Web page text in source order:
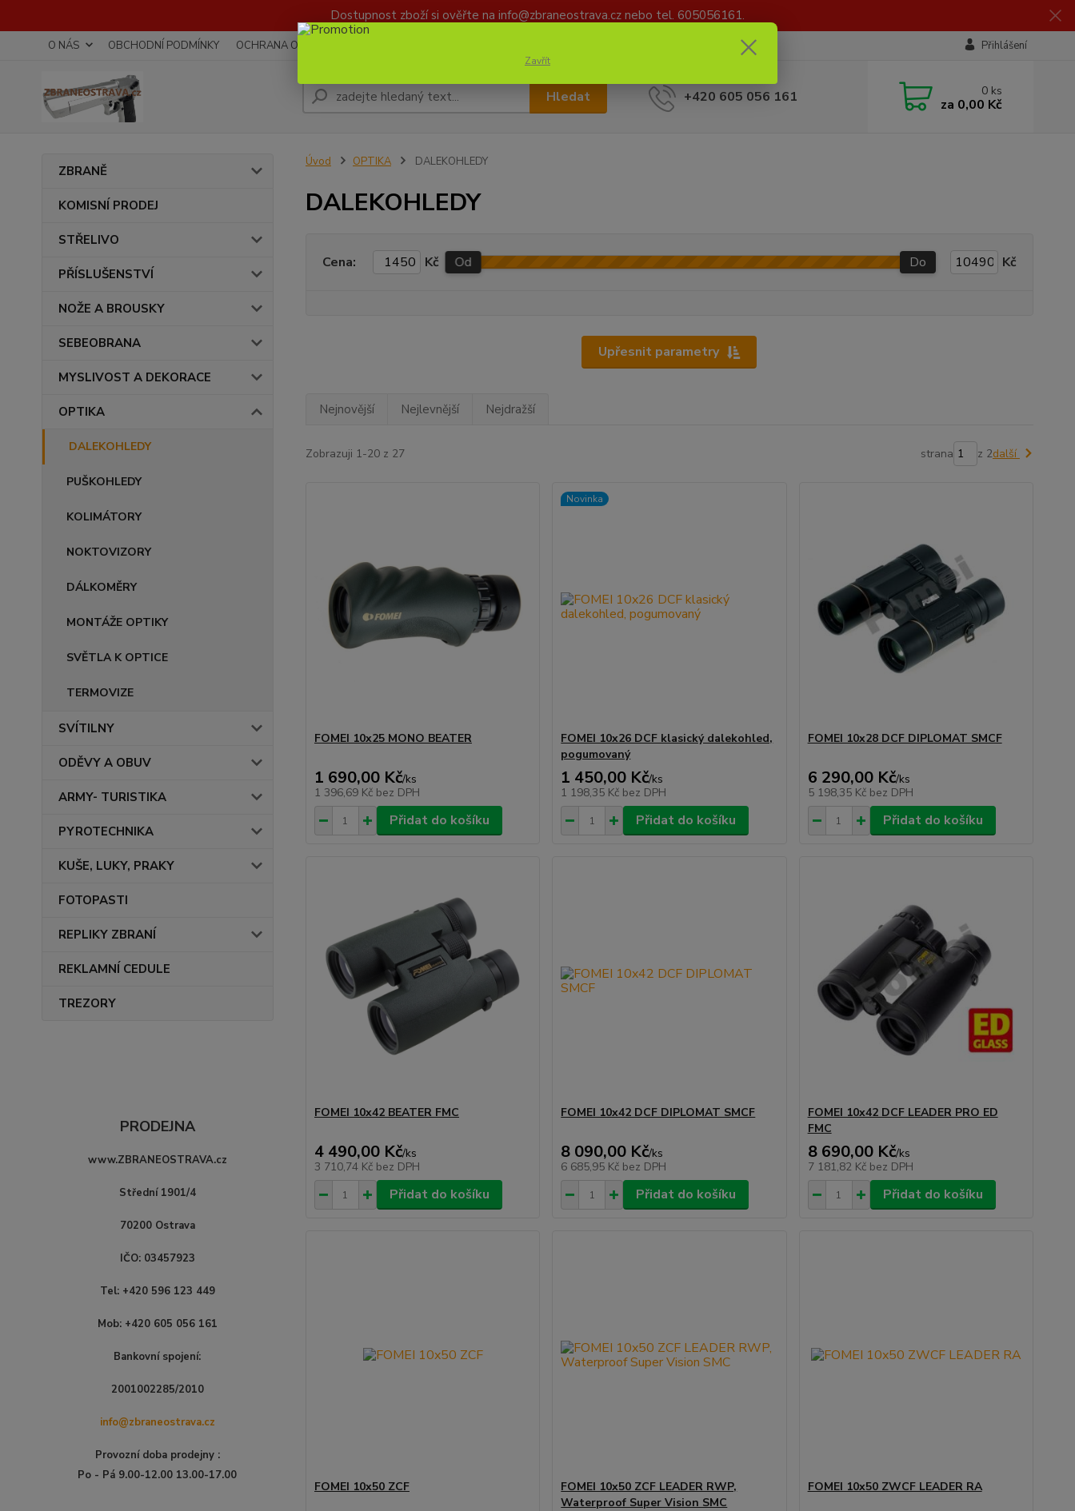
Dostupnost zboží si ověřte na info@zbraneostrava.cz nebo tel. 605056161.
O NÁS OBCHODNÍ PODMÍNKY OCHRANA OSOBNÍCH ÚDAJŮ Přihlášení
Hledat +420 605 056 161 0 ks
za 0,00 Kč
ZBRANĚ
KOMISNÍ PRODEJ
STŘELIVO
PŘÍSLUŠENSTVÍ
NOŽE A BROUSKY
SEBEOBRANA
MYSLIVOST A DEKORACE
OPTIKA
DALEKOHLEDY
PUŠKOHLEDY
KOLIMÁTORY
NOKTOVIZORY
DÁLKOMĚRY
MONTÁŽE OPTIKY
SVĚTLA K OPTICE
TERMOVIZE
SVÍTILNY
ODĚVY A OBUV
ARMY- TURISTIKA
PYROTECHNIKA
KUŠE, LUKY, PRAKY
FOTOPASTI
REPLIKY ZBRANÍ
REKLAMNÍ CEDULE
TREZORY
PRODEJNA
www.ZBRANEOSTRAVA.cz
Střední 1901/4
70200 Ostrava
IČO: 03457923
Tel: +420 596 123 449
Mob: +420 605 056 161
Bankovní spojení:
2001002285/2010
info@zbraneostrava.cz
Provozní doba prodejny :
Po - Pá 9.00-12.00 13.00-17.00
Úvod OPTIKA DALEKOHLEDY
DALEKOHLEDY
Upřesnit parametry
Cena: Kč Od Do Kč
Nejnovější Nejlevnější Nejdražší
Zobrazuji 1-20 z 27 strana z 2další
FOMEI 10x25 MONO BEATER
1 690,00 Kč/ks
1 396,69 Kč bez DPH
Přidat do košíku
Novinka
FOMEI 10x26 DCF klasický dalekohled,
pogumovaný
1 450,00 Kč/ks
1 198,35 Kč bez DPH
Přidat do košíku
FOMEI 10x28 DCF DIPLOMAT SMCF
6 290,00 Kč/ks
5 198,35 Kč bez DPH
Přidat do košíku
FOMEI 10x42 BEATER FMC
4 490,00 Kč/ks
3 710,74 Kč bez DPH
Přidat do košíku
FOMEI 10x42 DCF DIPLOMAT SMCF
8 090,00 Kč/ks
6 685,95 Kč bez DPH
Přidat do košíku
FOMEI 10x42 DCF LEADER PRO ED
FMC
8 690,00 Kč/ks
7 181,82 Kč bez DPH
Přidat do košíku
FOMEI 10x50 ZCF
FOMEI 10x50 ZCF LEADER RWP,
Waterproof Super Vision SMC
FOMEI 10x50 ZWCF LEADER RA
Zavřít